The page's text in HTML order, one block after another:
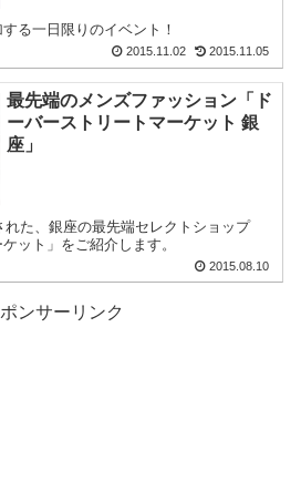
る一日限りのイベント！
2015.11.02 2015.11.05
最先端のメンズファッション「ド
ーバーストリートマーケット 銀
座」
れた、銀座の最先端セレクトショップ
ット」をご紹介します。
2015.08.10
ンサーリンク